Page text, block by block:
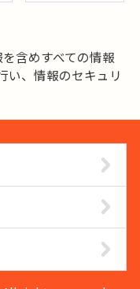
含めすべての情報
い、情報のセキュリ